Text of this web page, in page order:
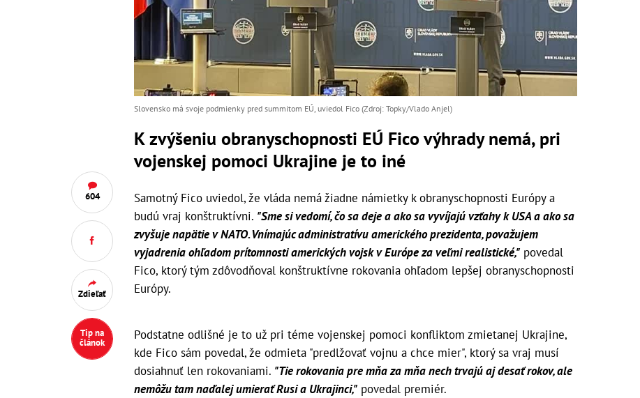
604
Zdieľať
Tip na
článok
Slovensko má svoje podmienky pred summitom EÚ, uviedol Fico (Zdroj: Topky/Vlado Anjel)
K zvýšeniu obranyschopnosti EÚ Fico výhrady nemá, pri
vojenskej pomoci Ukrajine je to iné
Samotný Fico uviedol, že vláda nemá žiadne námietky k obranyschopnosti Európy a
budú vraj konštruktívni. "Sme si vedomí, čo sa deje a ako sa vyvíjajú vzťahy k USA a ako sa
zvyšuje napätie v NATO. Vnímajúc administratívu amerického prezidenta, považujem
vyjadrenia ohľadom prítomnosti amerických vojsk v Európe za veľmi realistické," povedal
Fico, ktorý tým zdôvodňoval konštruktívne rokovania ohľadom lepšej obranyschopnosti
Európy.
Podstatne odlišné je to už pri téme vojenskej pomoci konfliktom zmietanej Ukrajine,
kde Fico sám povedal, že odmieta "predlžovať vojnu a chce mier", ktorý sa vraj musí
dosiahnuť len rokovaniami. "Tie rokovania pre mňa za mňa nech trvajú aj desať rokov, ale
nemôžu tam naďalej umierať Rusi a Ukrajinci," povedal premiér.